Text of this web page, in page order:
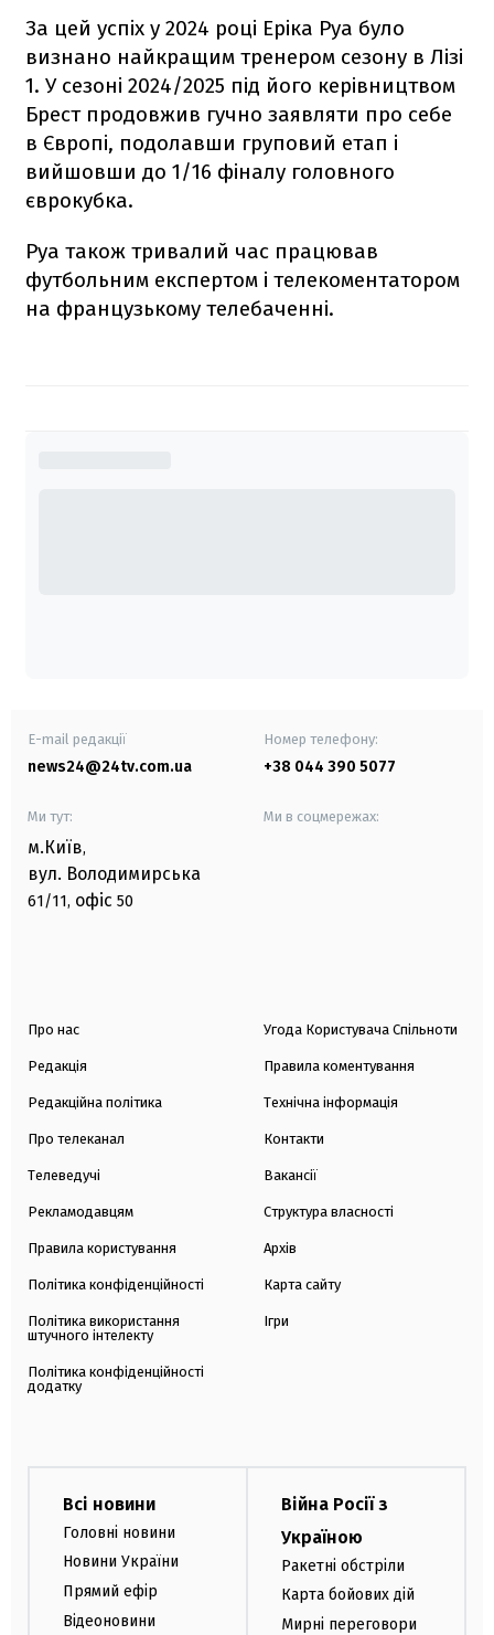
За цей успіх у 2024 році Еріка Руа було
визнано найкращим тренером сезону в Лізі
1. У сезоні 2024/2025 під його керівництвом
Брест продовжив гучно заявляти про себе
в Європі, подолавши груповий етап і
вийшовши до 1/16 фіналу головного
єврокубка.
Руа також тривалий час працював
футбольним експертом і телекоментатором
на французькому телебаченні.
E-mail редакції
news24@24tv.com.ua
Номер телефону:
+38 044 390 5077
Ми тут:
м.Київ,
вул. Володимирська
61/11, офіс 50
Ми в соцмережах:
Про нас
Редакція
Редакційна політика
Про телеканал
Телеведучі
Рекламодавцям
Правила користування
Політика конфіденційності
Політика використання
штучного інтелекту
Політика конфіденційності
додатку
Угода Користувача Спільноти
Правила коментування
Технічна інформація
Контакти
Вакансії
Структура власності
Архів
Карта сайту
Ігри
Всі новини
Головні новини
Новини України
Прямий ефір
Відеоновини
Війна Росії з
Україною
Ракетні обстріли
Карта бойових дій
Мирні переговори